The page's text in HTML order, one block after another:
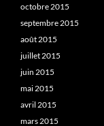
octobre 2015
septembre 2015
août 2015
juillet 2015
juin 2015
mai 2015
avril 2015
mars 2015